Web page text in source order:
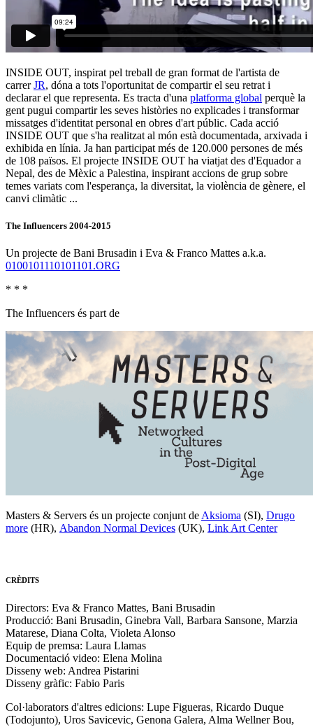
INSIDE OUT, inspirat pel treball de gran format de l'artista de
carrerJR, dóna a tots l'oportunitat de compartir el seu retrat i
declarar el que representa. Es tracta d'una platforma global perquè la
gent pugui compartir les seves històries no explicades i transformar
missatges d'identitat personal en obres d'art públic. Cada acció
INSIDE OUT que s'ha realitzat al món està documentada, arxivada i
exhibida en línia. Ja han participat més de 120.000 persones de més
de 108 països. El projecte INSIDE OUT ha viatjat des d'Equador a
Nepal, des de Mèxic a Palestina, inspirant accions de grup sobre
temes variats com l'esperança, la diversitat, la violència de gènere, el
canvi climàtic ...
The Influencers 2004-2015
Un projecte de Bani Brusadin i Eva & Franco Mattes a.k.a.
0100101110101101.ORG
* * *
The Influencers és part de
Masters & Servers és un projecte conjunt de Aksioma (SI), Drugo
more (HR), Abandon Normal Devices (UK), Link Art Center
CRÈDITS
Directors: Eva & Franco Mattes, Bani Brusadin
Producció: Bani Brusadin, Ginebra Vall, Barbara Sansone, Marzia
Matarese, Diana Colta, Violeta Alonso
Equip de premsa: Laura Llamas
Documentació video: Elena Molina
Disseny web: Andrea Pistarini
Disseny gràfic: Fabio Paris
Col·laborators d'altres edicions: Lupe Figueras, Ricardo Duque
(Todojunto), Uros Savicevic, Genona Galera, Alma Wellner Bou,